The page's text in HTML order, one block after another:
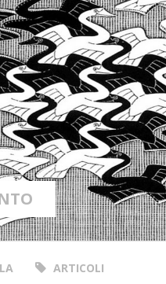
ARTICOLI